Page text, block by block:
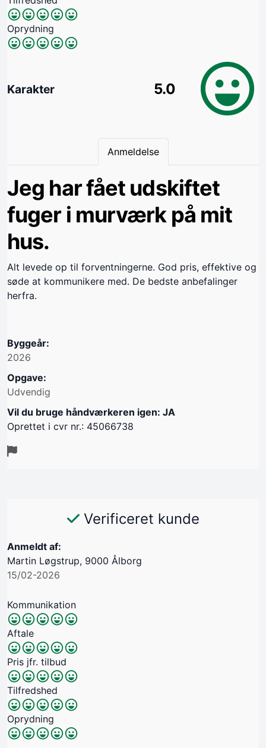
Oprydning
Karakter 5.0
Anmeldelse
Jeg har fået udskiftet
fuger i murværk på mit
hus.
Alt levede op til forventningerne. God pris, effektive og
søde at kommunikere med. De bedste anbefalinger
herfra.
Byggeår:
2026
Opgave:
Udvendig
Vil du bruge håndværkeren igen: JA
Oprettet i cvr nr.: 45066738
Verificeret kunde
Anmeldt af:
Martin Løgstrup, 9000 Ålborg
15/02-2026
Kommunikation
Aftale
Pris jfr. tilbud
Tilfredshed
Oprydning